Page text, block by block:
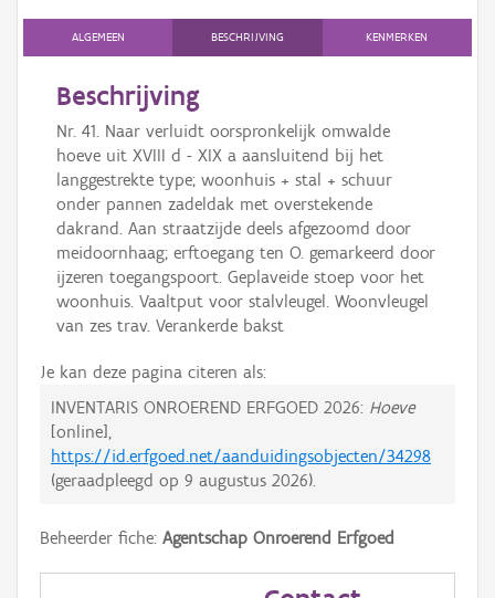
ALGEMEEN BESCHRIJVING KENMERKEN
Beschrijving
Nr. 41. Naar verluidt oorspronkelijk omwalde
hoeve uit XVIII d - XIX a aansluitend bij het
langgestrekte type; woonhuis + stal + schuur
onder pannen zadeldak met overstekende
dakrand. Aan straatzijde deels afgezoomd door
meidoornhaag; erftoegang ten O. gemarkeerd door
ijzeren toegangspoort. Geplaveide stoep voor het
woonhuis. Vaaltput voor stalvleugel. Woonvleugel
van zes trav. Verankerde bakst
Je kan deze pagina citeren als:
INVENTARIS ONROEREND ERFGOED 2026: Hoeve
[online],
https://id.erfgoed.net/aanduidingsobjecten/34298
(geraadpleegd op 9 augustus 2026).
Beheerder fiche: Agentschap Onroerend Erfgoed